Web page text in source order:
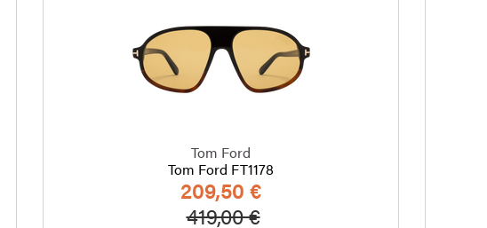
Tom Ford
Tom Ford FT1178
209,50 €
Hinta alennettu
419,00 €Alennettu hinta